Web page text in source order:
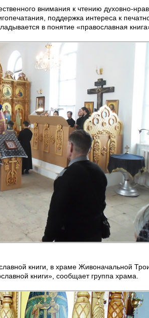
внимания к чтению духовно-
поддержка интереса к
в понятие «православная
книги, в храме Живоначальной
книги», сообщает группа храма.